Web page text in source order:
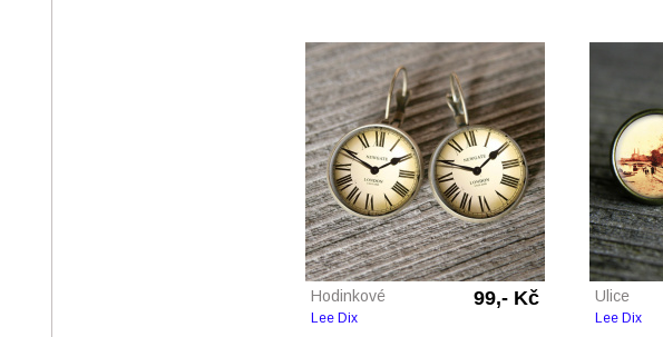
Hodinkové 99,- Kč
Lee Dix
Ulice
Lee Dix